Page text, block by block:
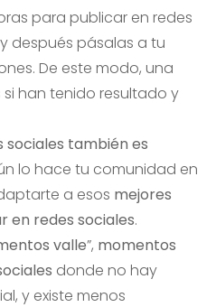
para publicar en redes
después pásalas a tu
De este modo, una
han tenido resultado y
sociales también es
lo hace tu comunidad en
a esos mejores
en redes sociales.
valle”, momentos
donde no hay
y existe menos